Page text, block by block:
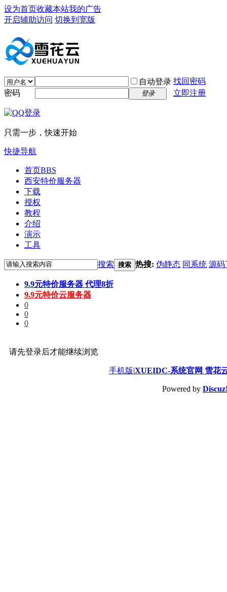
设为首页收藏本站我的广告
开启辅助访问 切换到宽版
自动登录 找回密码
密码
登录 立即注册
只需一步，快速开始
快捷导航
首页BBS
西安特价服务器
下载
授权
教程
介绍
演示
工具
搜索 搜索 热搜: 伪静态 同系统 源码
9.9元特价服务器 代理8折
9.9元特价云服务器
0
0
0
请先登录后才能继续浏览
手机版|XUEIDC-系统官网 雪花
Powered by